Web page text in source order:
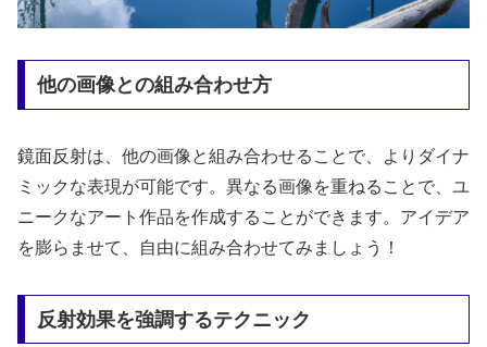
他の画像との組み合わせ方
鏡面反射は、他の画像と組み合わせることで、よりダイナ
ミックな表現が可能です。異なる画像を重ねることで、ユ
ニークなアート作品を作成することができます。アイデア
を膨らませて、自由に組み合わせてみましょう！
反射効果を強調するテクニック